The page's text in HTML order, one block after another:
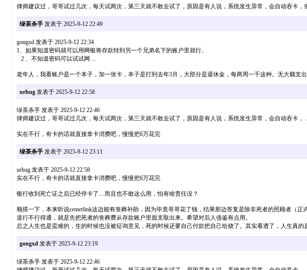
律师建议过，哥哥试过几次，每天试两次，第三天就不敢去试了，原因是有人说，系统发生异常，会自动吞卡
绿茶杀手发表于 2025-9-12 22:49
gongxd 发表于 2025-9-12 22:34
1、如果知道密码就可以用网银将存款转到另一个兄弟名下的账户里就行。
2 、不知道密码可以试试网 ...
老年人，我看账户是一个本子，加一张卡，本子是打到去年3月，大部分是退休金，每两周一千这种。无大额
urhug发表于 2025-9-12 22:58
绿茶杀手 发表于 2025-9-12 22:46
律师建议过，哥哥试过几次，每天试两次，第三天就不敢去试了，原因是有人说，系统发生异常，会自动吞卡，
实在不行，有卡的话就直接拿卡消费吧，慢慢把6万花完
绿茶杀手发表于 2025-9-12 23:11
urhug 发表于 2025-9-12 22:58
实在不行，有卡的话就直接拿卡消费吧，慢慢把6万花完
银行收到死亡证之后已经停卡了....而且也不敢这么用，怕有啥责任没？
顺搭一下，本来听说centerlink这边能有丧葬补助，因为毕竟哥哥花了钱，结果那边答复是除非死者的照顾者（
道行不行得通，就是先把死者的丧葬费从存款账户里面支取出来。希望对后人借鉴有点用。
总之人生也是蛮难的，生的时候也没被征询意见，死的时候还要自己付款把自己给烧了。其实看透了，人生真
gongxd发表于 2025-9-12 23:19
绿茶杀手 发表于 2025-9-12 22:46